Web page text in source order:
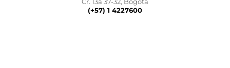
(+57) 1 4227600